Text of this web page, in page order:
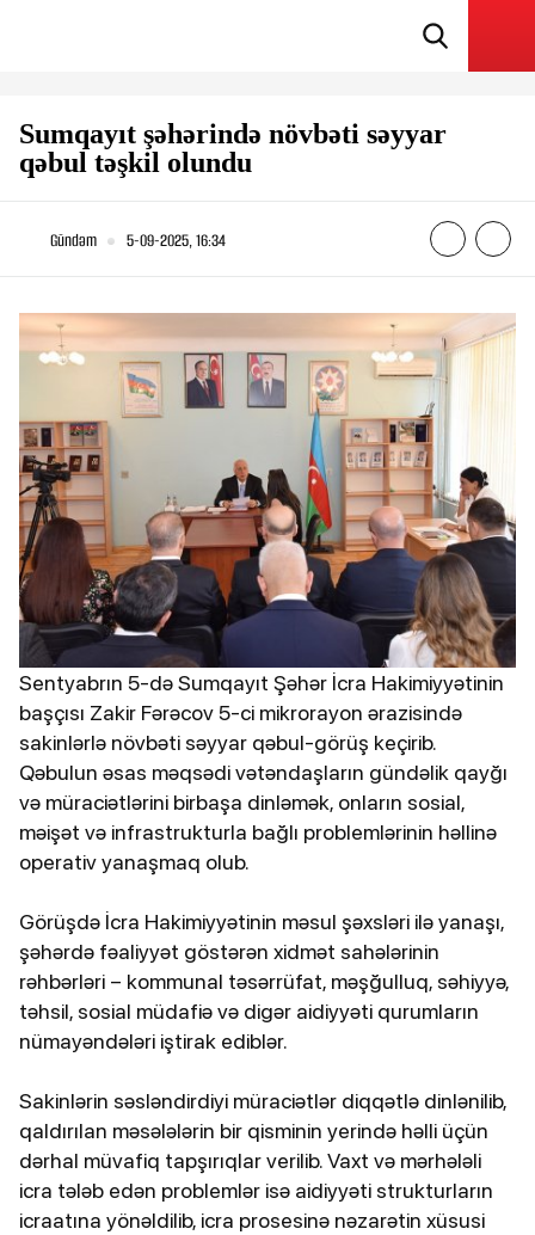
Sumqayıt şəhərində növbəti səyyar
qəbul təşkil olundu
Gündəm 5-09-2025, 16:34
Sentyabrın 5-də Sumqayıt Şəhər İcra Hakimiyyətinin
başçısı Zakir Fərəcov 5-ci mikrorayon ərazisində
sakinlərlə növbəti səyyar qəbul-görüş keçirib.
Qəbulun əsas məqsədi vətəndaşların gündəlik qayğı
və müraciətlərini birbaşa dinləmək, onların sosial,
məişət və infrastrukturla bağlı problemlərinin həllinə
operativ yanaşmaq olub.
Görüşdə İcra Hakimiyyətinin məsul şəxsləri ilə yanaşı,
şəhərdə fəaliyyət göstərən xidmət sahələrinin
rəhbərləri – kommunal təsərrüfat, məşğulluq, səhiyyə,
təhsil, sosial müdafiə və digər aidiyyəti qurumların
nümayəndələri iştirak ediblər.
Sakinlərin səsləndirdiyi müraciətlər diqqətlə dinlənilib,
qaldırılan məsələlərin bir qisminin yerində həlli üçün
dərhal müvafiq tapşırıqlar verilib. Vaxt və mərhələli
icra tələb edən problemlər isə aidiyyəti strukturların
icraatına yönəldilib, icra prosesinə nəzarətin xüsusi